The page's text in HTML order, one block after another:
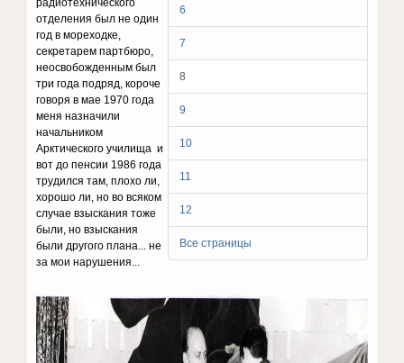
6
7
8
9
10
11
12
Все страницы
радиотехнического
отделения был не один
год в мореходке,
секретарем партбюро,
неосвобожденным был
три года подряд, короче
говоря в мае 1970 года
меня назначили
начальником
Арктического училища и
вот до пенсии 1986 года
трудился там, плохо ли,
хорошо ли, но во всяком
случае взыскания тоже
были, но взыскания
были другого плана... не
за мои нарушения...